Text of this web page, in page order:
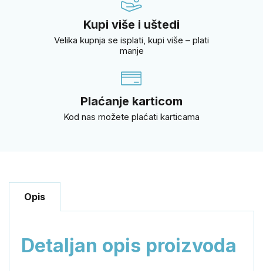
Kupi više i uštedi
Velika kupnja se isplati, kupi više – plati
manje
Plaćanje karticom
Kod nas možete plaćati karticama
Opis
Detaljan opis proizvoda